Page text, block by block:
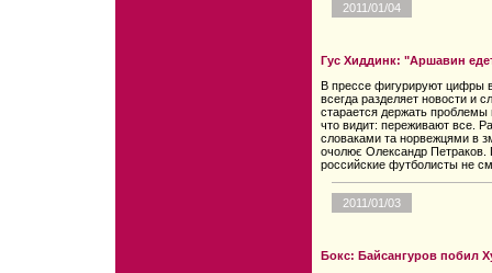
2011/01/04
Гус Хиддинк: "Аршавин
В прессе фигурируют цифры
всегда разделяет новости и
старается держать
что видит: переживают все.
словаками та норвежцями в
очолює Олександр Петраков.
российские футболисты не
2011/01/03
Бокс: Байсангуров побил